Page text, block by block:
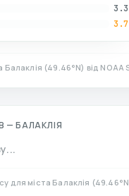
3.3
3.7
Балаклія (49.46°N) від
— БАЛАКЛІЯ
для міста Балаклія (49.46